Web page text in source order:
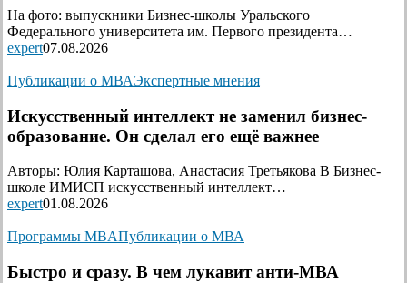
На фото: выпускники Бизнес-школы Уральского
Федерального университета им. Первого президента…
expert07.08.2026
Публикации о МВАЭкспертные мнения
Искусственный интеллект не заменил бизнес-
образование. Он сделал его ещё важнее
Авторы: Юлия Карташова, Анастасия Третьякова В Бизнес-
школе ИМИСП искусственный интеллект…
expert01.08.2026
Программы MBAПубликации о МВА
Быстро и сразу. В чем лукавит анти-МВА